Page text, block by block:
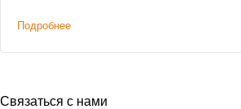
Подробнее
Связаться с нами